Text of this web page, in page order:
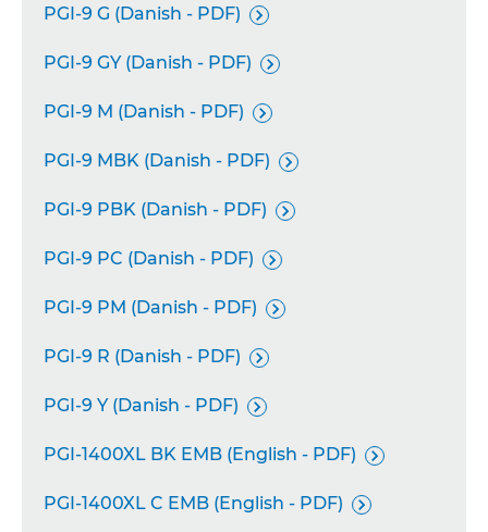
PGI-9 G (Danish - PDF) 
PGI-9 GY (Danish - PDF) 
PGI-9 M (Danish - PDF) 
PGI-9 MBK (Danish - PDF) 
PGI-9 PBK (Danish - PDF) 
PGI-9 PC (Danish - PDF) 
PGI-9 PM (Danish - PDF) 
PGI-9 R (Danish - PDF) 
PGI-9 Y (Danish - PDF) 
PGI-1400XL BK EMB (English - PDF) 
PGI-1400XL C EMB (English - PDF) 